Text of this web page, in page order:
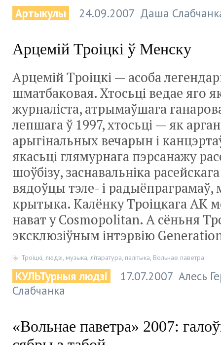
Артыкулы 24.09.2007 Даша
Арцемій Троіцкі ў Менску
Арцемій Троіцкі — асоба
шматбаковая. Хтосьці ведае яго
журналіста, атрымаўшага
лепшага ў 1997, хтосьці — як
арыгінальных вечарын і
якасьці глямурнага пэрсанажу
шоўбізу, заснавальніка
вядоўцы тэле- і радыёпраграмаў,
крытыка. Калёнку Троіцкага АК
нават у Cosmopolitan. А сёньня
эксклюзіўным інтэрвію
Троіцкі людзі музыка літаратура палітыка Вольнае паветра
КУЛЬТурныя людзі 17.07.2007 Алесь
Слабчанка
«Вольнае паветра» 2007: